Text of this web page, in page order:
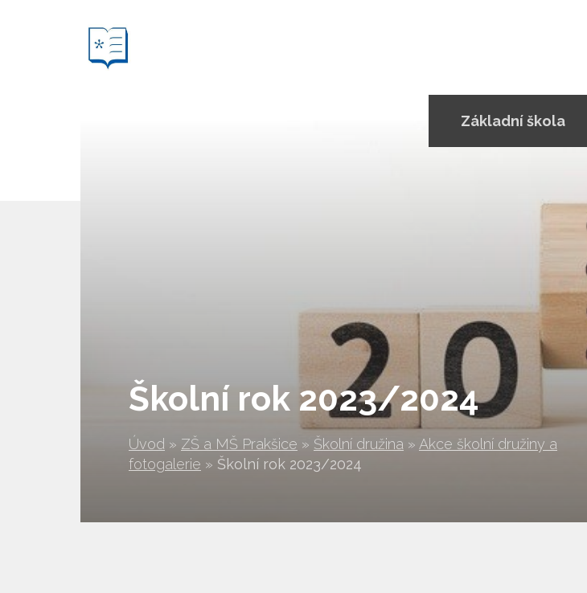
Školní rok 2023/2024
Úvod » ZŠ a MŠ Prakšice » Školní družina » Akce školní družiny a
fotogalerie » Školní rok 2023/2024
Základní škola